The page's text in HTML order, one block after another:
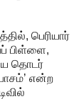
பெரியார்
பிள்ளை,
தொடர்
என்ற